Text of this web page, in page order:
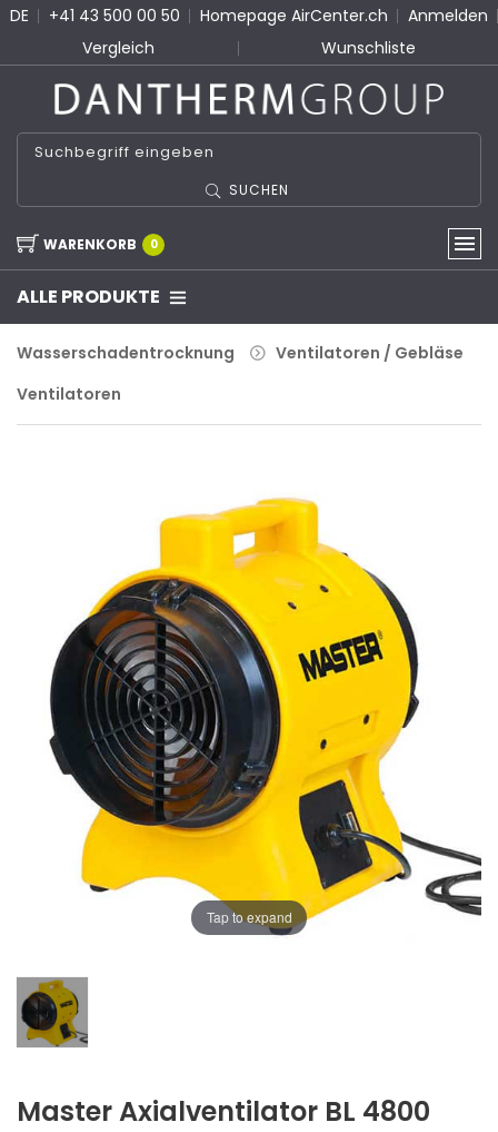
DE +41 43 500 00 50 Homepage AirCenter.ch
Anmelden
Vergleich
Wunschliste
SUCHEN
WARENKORB 0
ALLE PRODUKTE
Wasserschadentrocknung
Ventilatoren / Gebläse
Ventilatoren
Tap to expand
Master Axialventilator BL 4800